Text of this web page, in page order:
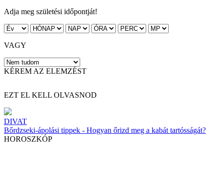
Adja meg születési időpontját!
VAGY
KÉREM AZ ELEMZÉST
EZT EL KELL OLVASNOD
DIVAT
Bőrdzseki-ápolási tippek - Hogyan őrizd meg a kabát tartósságát?
HOROSZKÓP